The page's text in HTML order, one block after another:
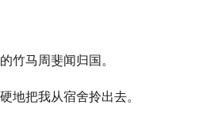
竹马周斐闻归国。
地把我从宿舍拎出去。